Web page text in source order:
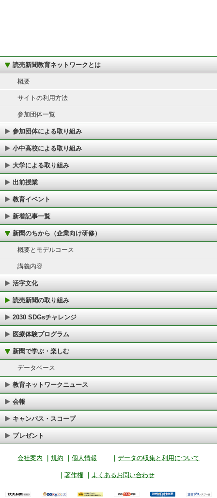
読売新聞教育ネットワークとは
概要
サイトの利用方法
参加団体一覧
参加団体による取り組み
小中高校による取り組み
大学による取り組み
出前授業
教育イベント
新着記事一覧
新聞のちから（企業向け研修）
概要とモデルコース
講義内容
活字文化
読売新聞の取り組み
2030 SDGsチャレンジ
医療体験プログラム
新聞で学ぶ・楽しむ
データベース
教育ネットワークニュース
会報
キャンパス・スコープ
プレゼント
会社案内 規約 個人情報 データの収集と利用について
著作権 よくあるお問い合わせ